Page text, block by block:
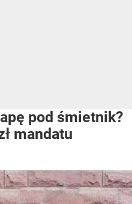
pod śmietnik?
mandatu